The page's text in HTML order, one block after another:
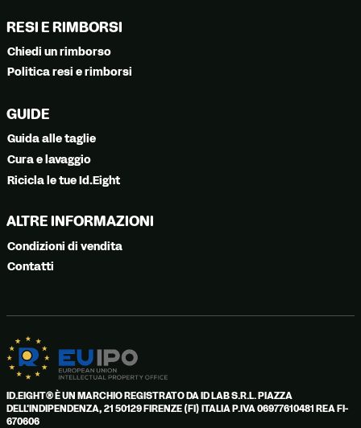
RESI E RIMBORSI
Chiedi un rimborso
Politica resi e rimborsi
GUIDE
Guida alle taglie
Cura e lavaggio
Ricicla le tue Id.Eight
ALTRE INFORMAZIONI
Condizioni di vendita
Contatti
ID.EIGHT® È UN MARCHIO REGISTRATO DA ID LAB S.R.L. PIAZZA
DELL'INDIPENDENZA, 21 50129 FIRENZE (FI) ITALIA P.IVA 06977610481 REA FI-
670606